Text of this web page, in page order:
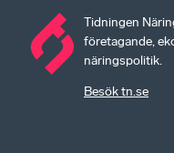
Tidningen
företagande,
näringspolitik.
Besök tn.se